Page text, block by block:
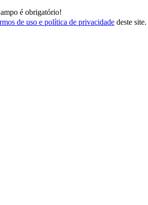
é obrigatório!
de uso e política de privacidade deste site.